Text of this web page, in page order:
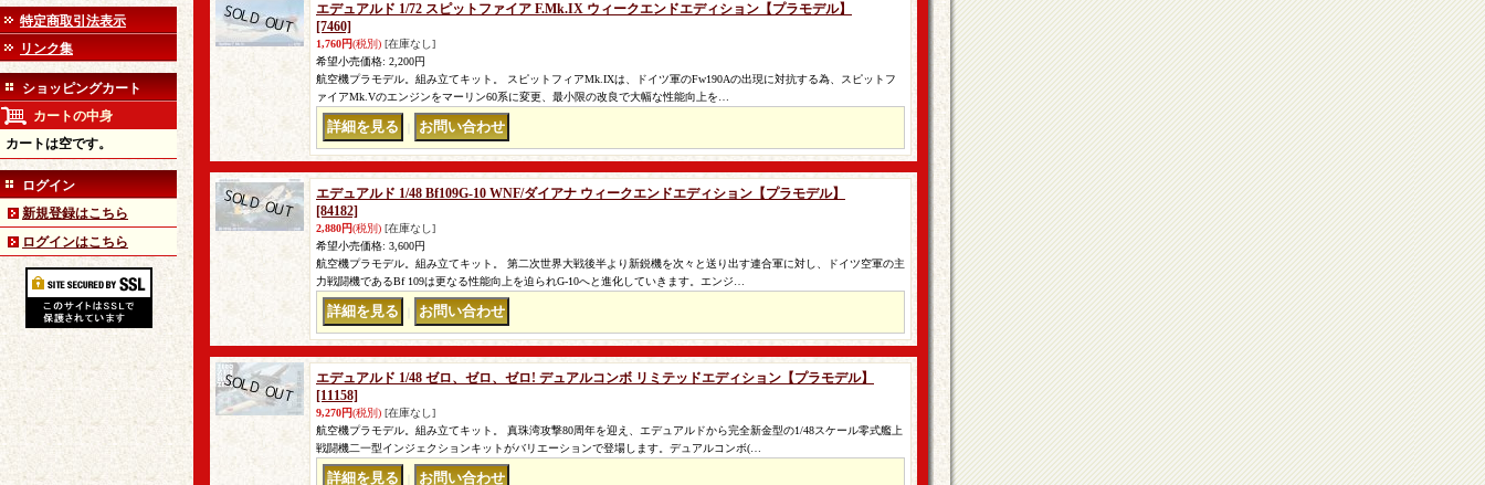
特定商取引法表示
リンク集
ショッピングカート
カートの中身
カートは空です。
ログイン
新規登録はこちら
ログインはこちら
エデュアルド 1/72 スピットファイア F.Mk.IX ウィークエンドエディション【プラモデル】
[7460]
1,760円(税別) [在庫なし]
希望小売価格: 2,200円
航空機プラモデル。組み立てキット。 スピットフィアMk.IXは、ドイツ軍のFw190Aの出現に対抗する為、スピットフ
ァイアMk.Vのエンジンをマーリン60系に変更、最小限の改良で大幅な性能向上を…
エデュアルド 1/48 Bf109G-10 WNF/ダイアナ ウィークエンドエディション【プラモデル】
[84182]
2,880円(税別) [在庫なし]
希望小売価格: 3,600円
航空機プラモデル。組み立てキット。 第二次世界大戦後半より新鋭機を次々と送り出す連合軍に対し、ドイツ空軍の主
力戦闘機であるBf 109は更なる性能向上を迫られG-10へと進化していきます。エンジ…
エデュアルド 1/48 ゼロ、ゼロ、ゼロ! デュアルコンボ リミテッドエディション【プラモデル】
[11158]
9,270円(税別) [在庫なし]
航空機プラモデル。組み立てキット。 真珠湾攻撃80周年を迎え、エデュアルドから完全新金型の1/48スケール零式艦上
戦闘機二一型インジェクションキットがバリエーションで登場します。デュアルコンボ(…